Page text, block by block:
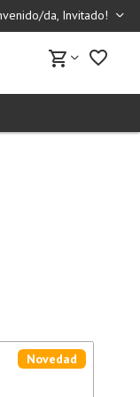
da, Invitado!
shopping_cart favorite_border
Novedad